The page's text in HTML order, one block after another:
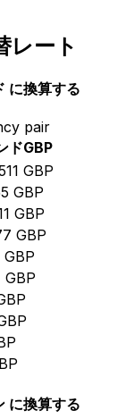
レート
に換算する
pair
ドGBP
GBP
GBP
GBP
GBP
GBP
GBP
に換算する